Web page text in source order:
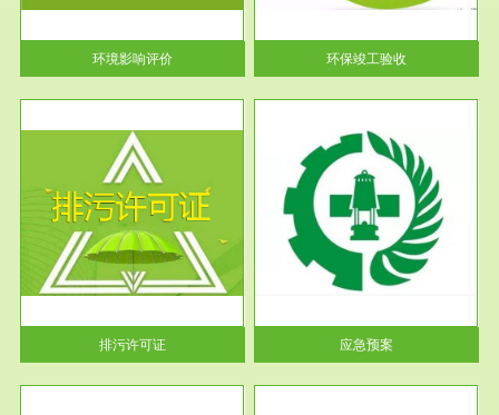
环境影响评价
例》第十七条 编制环境影响报
告书、...
环保竣工验收
排污许可证
服务范围
应急预案
根据《中华人民共和国环境保护
法》第十九条 企业事业单位应
当按照...
应急预案